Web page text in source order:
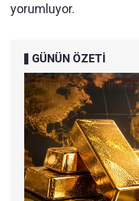
yorumluyor.
GÜNÜN ÖZETİ